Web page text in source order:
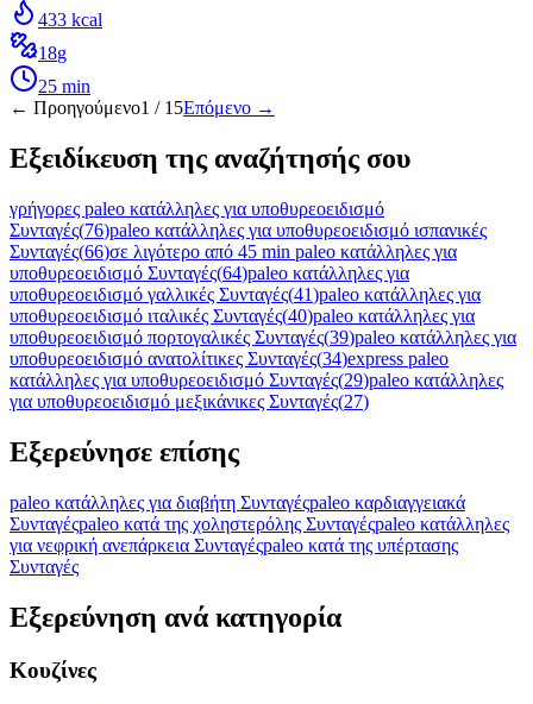
433 kcal
18g
25 min
← Προηγούμενο1 / 15Επόμενο →
Εξειδίκευση της αναζήτησής σου
γρήγορες paleo κατάλληλες για υποθυρεοειδισμό
Συνταγές(76)paleo κατάλληλες για υποθυρεοειδισμό ισπανικές
Συνταγές(66)σε λιγότερο από 45 min paleo κατάλληλες για
υποθυρεοειδισμό Συνταγές(64)paleo κατάλληλες για
υποθυρεοειδισμό γαλλικές Συνταγές(41)paleo κατάλληλες για
υποθυρεοειδισμό ιταλικές Συνταγές(40)paleo κατάλληλες για
υποθυρεοειδισμό πορτογαλικές Συνταγές(39)paleo κατάλληλες για
υποθυρεοειδισμό ανατολίτικες Συνταγές(34)express paleo
κατάλληλες για υποθυρεοειδισμό Συνταγές(29)paleo κατάλληλες
για υποθυρεοειδισμό μεξικάνικες Συνταγές(27)
Εξερεύνησε επίσης
paleo κατάλληλες για διαβήτη Συνταγέςpaleo καρδιαγγειακά
Συνταγέςpaleo κατά της χοληστερόλης Συνταγέςpaleo κατάλληλες
για νεφρική ανεπάρκεια Συνταγέςpaleo κατά της υπέρτασης
Συνταγές
Εξερεύνηση ανά κατηγορία
Κουζίνες